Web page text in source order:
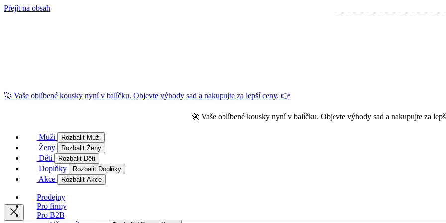
Přejít na obsah
🚀 Vaše oblíbené kousky nyní v balíčku. Objevte výhody sad a nakupujte za lepší ceny. 👉
🚀 Vaše oblíbené kousky nyní v balíčku. Objevte výhody sad a nakupujte za
Muži Rozbalit Muži
Ženy Rozbalit Ženy
Děti Rozbalit Děti
Doplňky Rozbalit Doplňky
Akce Rozbalit Akce
Prodejny
Pro firmy
Pro B2B